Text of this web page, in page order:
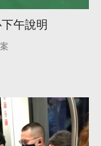
午說明